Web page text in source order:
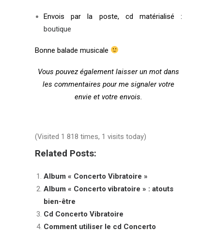
Envois par la poste, cd matérialisé :
boutique
Bonne balade musicale
Vous pouvez également laisser un mot dans
les commentaires pour me signaler votre
envie et votre envois.
(Visited 1 818 times, 1 visits today)
Related Posts:
Album « Concerto Vibratoire »
Album « Concerto vibratoire » : atouts
bien-être
Cd Concerto Vibratoire
Comment utiliser le cd Concerto